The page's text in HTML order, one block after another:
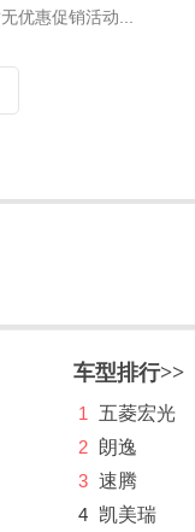
优惠促销活动...
车型排行>>
1 五菱宏光
2 朗逸
3 速腾
4 凯美瑞